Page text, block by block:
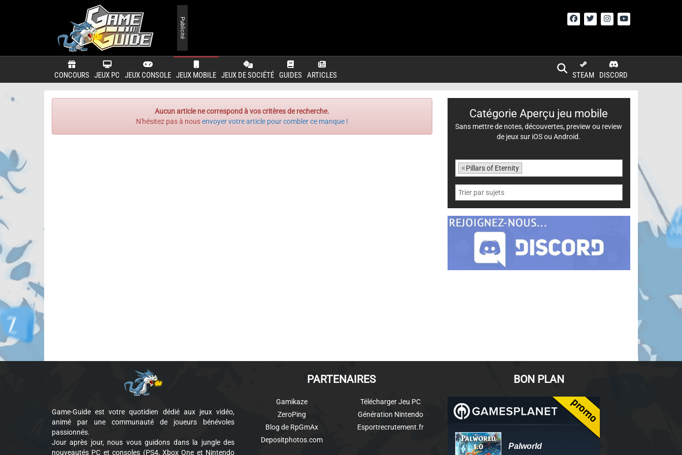
CONCOURS JEUX PC JEUX CONSOLE JEUX MOBILE JEUX DE SOCIÉTÉ GUIDES ARTICLES DISCORD
STEAM
Publicité
Aucun article ne correspond à vos critères de recherche.
N'hésitez pas à nousenvoyer votre article pour combler ce manque !
Catégorie Aperçu jeu mobile
Sans mettre de notes, découvertes, preview ou review
de jeux sur iOS ou Android.
×Pillars of Eternity
Game-Guide est votre quotidien dédié aux jeux vidéo,
animé par une communauté de joueurs bénévoles
passionnés.
Jour après jour, nous vous guidons dans la jungle des
nouveautés PC et consoles (PS4, Xbox One et Nintendo
PARTENAIRES
Gamikaze
ZeroPing
Blog de RpGmAx
Depositphotos.com
Télécharger Jeu PC
Génération Nintendo
Esportrecrutement.fr
BON PLAN